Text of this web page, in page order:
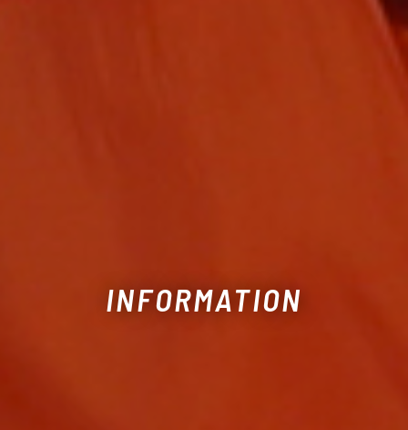
INFORMATION